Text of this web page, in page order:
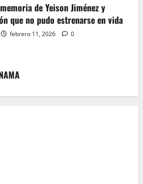
de Yeison Jiménez y
que no pudo estrenarse en vida
febrero 11, 2026 0